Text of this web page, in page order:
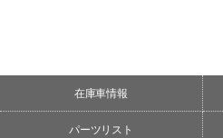
在庫車情報
パーツリスト